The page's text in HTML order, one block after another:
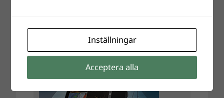
Inställningar
Acceptera alla